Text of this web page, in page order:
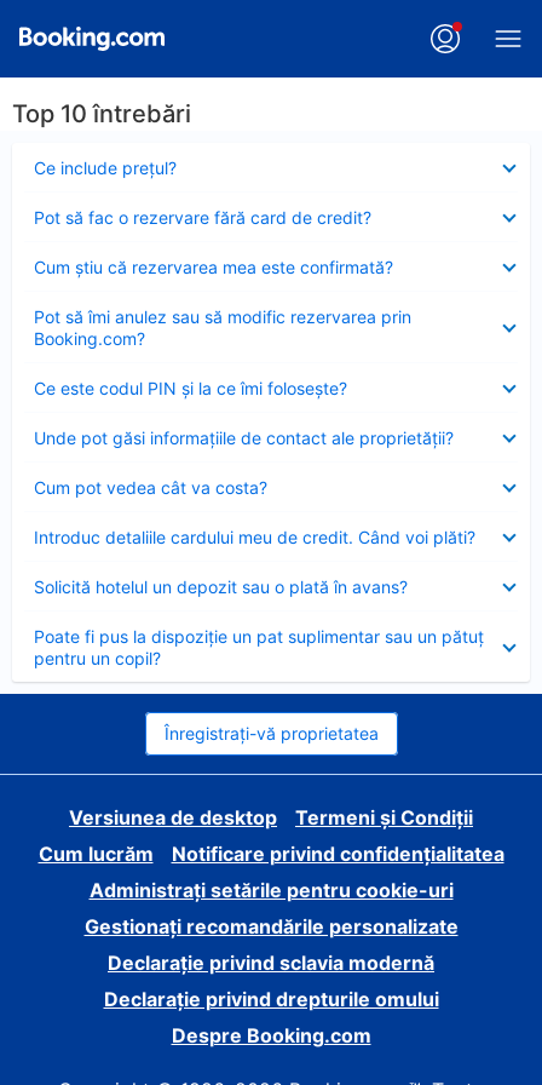
Top 10 întrebări
Ce include preţul?
închis
Pot să fac o rezervare fără card de credit?
închis
Cum ştiu că rezervarea mea este confirmată?
închis
Pot să îmi anulez sau să modific rezervarea prin
Booking.com?
închis
Ce este codul PIN şi la ce îmi foloseşte?
închis
Unde pot găsi informațiile de contact ale proprietății?
închis
Cum pot vedea cât va costa?
închis
Introduc detaliile cardului meu de credit. Când voi plăti?
închis
Solicită hotelul un depozit sau o plată în avans?
închis
Poate fi pus la dispoziție un pat suplimentar sau un pătuț
pentru un copil?
închis
Înregistrați-vă proprietatea
Versiunea de desktop
Termeni și Condiții
Cum lucrăm
Notificare privind confidențialitatea
Administrați setările pentru cookie-uri
Gestionați recomandările personalizate
Declarație privind sclavia modernă
Declarație privind drepturile omului
Despre Booking.com